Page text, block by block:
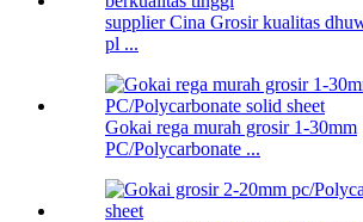
supplier Cina Grosir kualitas
pl ...
Gokai rega murah grosir 1-30mm
PC/Polycarbonate ...